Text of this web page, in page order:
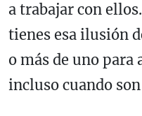
a trabajar con
tienes esa ilusión
o más de uno para
incluso cuando